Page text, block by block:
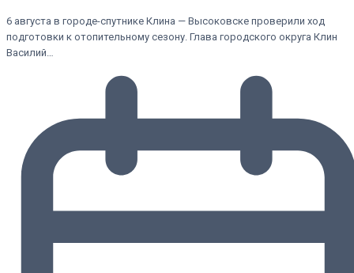
6 августа в городе-спутнике Клина — Высоковске проверили ход
подготовки к отопительному сезону. Глава городского округа Клин
Василий…